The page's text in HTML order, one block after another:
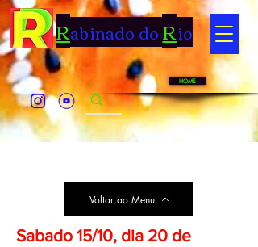
Rabinado doRio
HOME
Voltar ao Menu
Sabado 15/10, dia 20 de